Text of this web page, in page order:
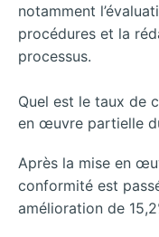
notamment
procédures et la
processus.
Quel est le taux de
en œuvre partielle
Après la mise en
conformité est
amélioration de